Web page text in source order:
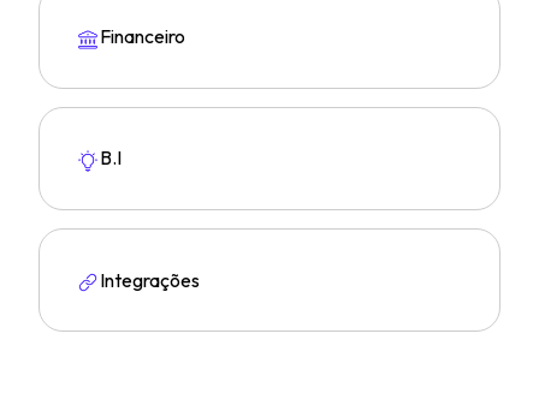
Financeiro
B.I
Integrações